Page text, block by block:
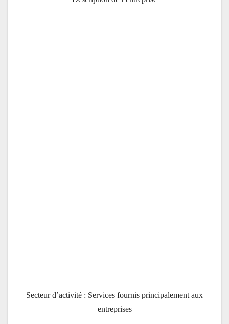
Secteur d’activité : Services fournis principalement aux
entreprises